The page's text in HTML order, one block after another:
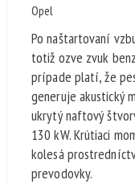
Opel
Po naštartovaní
totiž ozve zvuk
prípade platí, že
generuje akustický
ukrytý naftový
130 kW. Krútiaci
kolesá
prevodovky.